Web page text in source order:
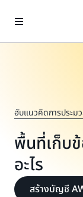
ฮับแนวคิดการประม
พื้นที่เก็บ
อะไร
สร้างบัญชี